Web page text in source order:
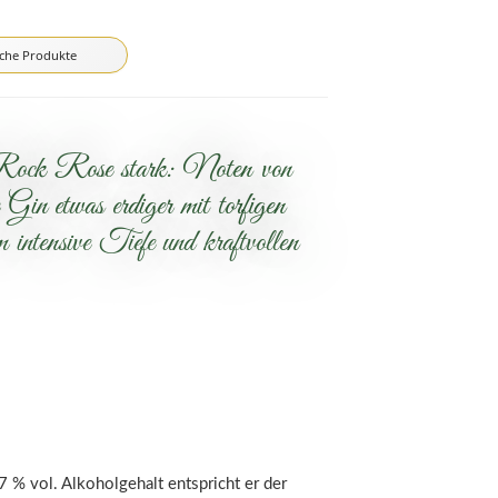
Produkte
Rose stark: Noten von
etwas erdiger mit torfigen
Tiefe und kraftvollen
% vol. Alkoholgehalt entspricht er der